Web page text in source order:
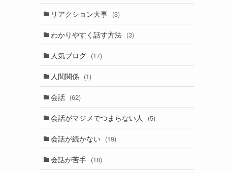
リアクション大事 (3)
わかりやすく話す方法 (3)
人気ブログ (17)
人間関係 (1)
会話 (62)
会話がマジメでつまらない人 (5)
会話が続かない (19)
会話が苦手 (18)